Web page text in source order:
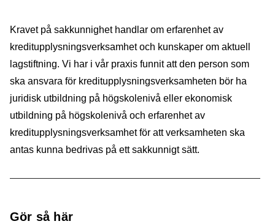
Kravet på sakkunnighet handlar om erfarenhet av
kreditupplysningsverksamhet och kunskaper om aktuell
lagstiftning. Vi har i vår praxis funnit att den person som
ska ansvara för kreditupplysningsverksamheten bör ha
juridisk utbildning på högskolenivå eller ekonomisk
utbildning på högskolenivå och erfarenhet av
kreditupplysningsverksamhet för att verksamheten ska
antas kunna bedrivas på ett sakkunnigt sätt.
Gör så här